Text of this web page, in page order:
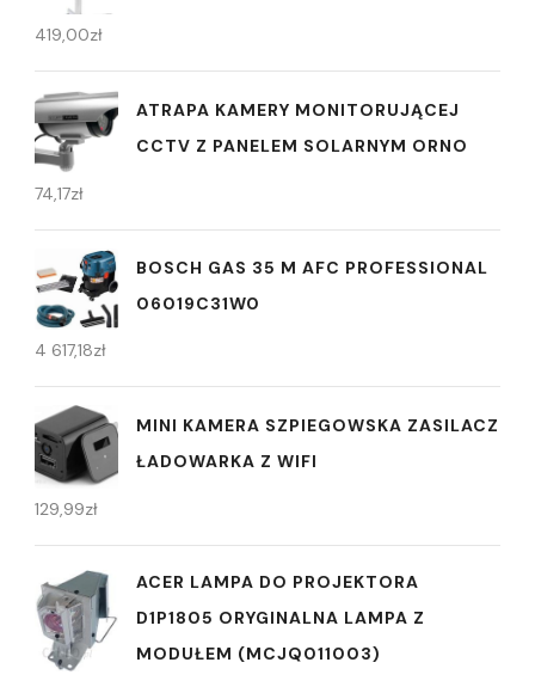
419,00zł
ATRAPA KAMERY MONITORUJĄCEJ
CCTV Z PANELEM SOLARNYM ORNO
74,17zł
BOSCH GAS 35 M AFC PROFESSIONAL
06019C31W0
4 617,18zł
MINI KAMERA SZPIEGOWSKA ZASILACZ
ŁADOWARKA Z WIFI
129,99zł
ACER LAMPA DO PROJEKTORA
D1P1805 ORYGINALNA LAMPA Z
MODUŁEM (MCJQ011003)